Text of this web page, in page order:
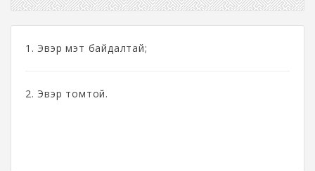
1. Эвэр мэт байдалтай;
2. Эвэр томтой.